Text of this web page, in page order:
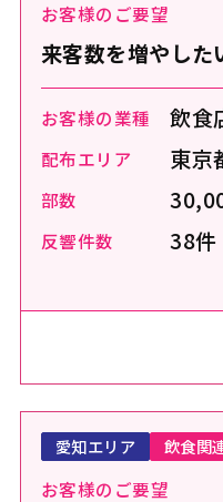
お客様のご要望
来客数を増やした
お客様の業種 飲食
配布エリア 東京
部数
反響件数 38件
お客様のご要望
愛知エリア 飲食関